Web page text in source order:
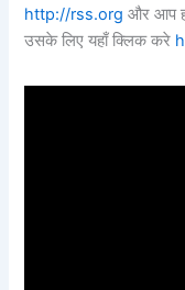
http://rss.org और आप
उसके लिए यहाँ क्लिक करे